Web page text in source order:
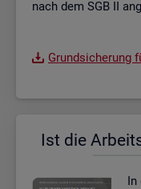
nach dem SGB II
Grund­si­che­rung
Ist die
In